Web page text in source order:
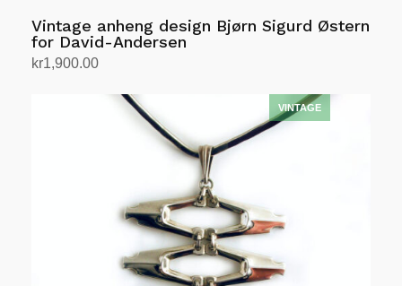
Vintage anheng design Bjørn Sigurd Østern
for David-Andersen
kr1,900.00